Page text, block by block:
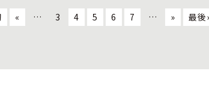
« … 3 4 5 6 7 … » 最後